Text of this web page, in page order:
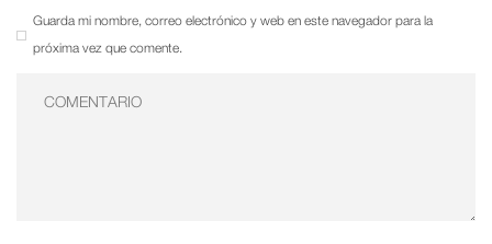
Guarda mi nombre, correo electrónico y web en este navegador para la
próxima vez que comente.